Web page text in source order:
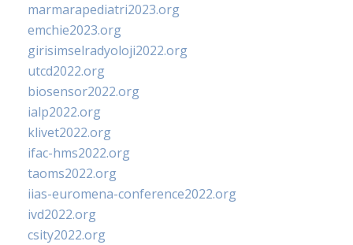
marmarapediatri2023.org
emchie2023.org
girisimselradyoloji2022.org
utcd2022.org
biosensor2022.org
ialp2022.org
klivet2022.org
ifac-hms2022.org
taoms2022.org
iias-euromena-conference2022.org
ivd2022.org
csity2022.org